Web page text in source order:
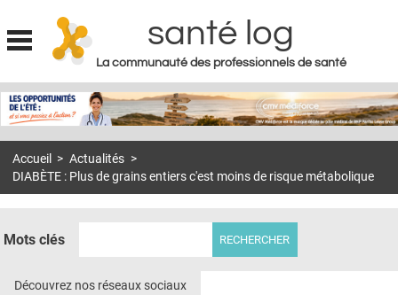
Jump to navigation
santé log
La communauté des professionnels de santé
MON COMPTE
S'ABONNER À LA REVUE SOIN À DOMICILE
DOSSIERS
Accueil > Actualités >
DIABÈTE : Plus de grains entiers c'est moins de risque métabolique
Mots clés
Découvrez nos réseaux sociaux